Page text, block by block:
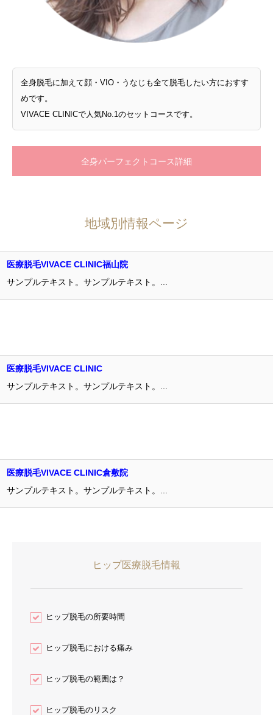
全身脱毛に加えて顔・VIO・うなじも全て脱毛したい方におすす
めです。
VIVACE CLINICで人気No.1のセットコースです。
全身パーフェクトコース詳細
地域別情報ページ
医療脱毛VIVACE CLINIC福山院
サンプルテキスト。サンプルテキスト。...
医療脱毛VIVACE CLINIC
サンプルテキスト。サンプルテキスト。...
医療脱毛VIVACE CLINIC倉敷院
サンプルテキスト。サンプルテキスト。...
ヒップ医療脱毛情報
ヒップ脱毛の所要時間
ヒップ脱毛における痛み
ヒップ脱毛の範囲は？
ヒップ脱毛のリスク